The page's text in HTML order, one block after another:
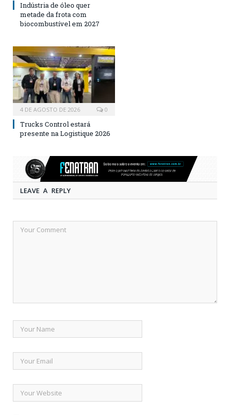
Indústria de óleo quer
metade da frota com
biocombustível em 2027
4 DE AGOSTO DE 2026 0
Trucks Control estará
presente na Logistique 2026
LEAVE A REPLY